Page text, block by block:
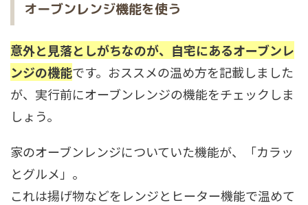
オーブンレンジ機能を使う
意外と見落としがちなのが、自宅にあるオーブンレ
ンジの機能です。おススメの温め方を記載しました
が、実行前にオーブンレンジの機能をチェックしま
しょう。
家のオーブンレンジについていた機能が、「カラッ
とグルメ」。
これは揚げ物などをレンジとヒーター機能で温めて